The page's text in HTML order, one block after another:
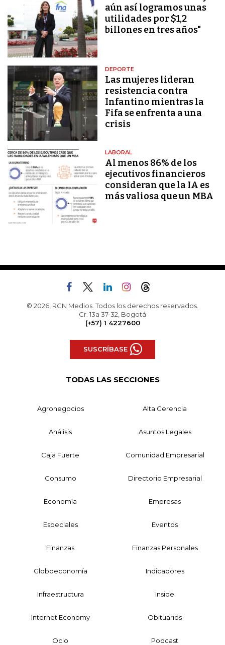
aún así logramos unas
utilidades por $1,2
billones en tres años"
DEPORTE
Las mujeres lideran
resistencia contra
Infantino mientras la
Fifa se enfrenta a una
crisis
LABORAL
Al menos 86% de los
ejecutivos financieros
consideran que la IA es
más valiosa que un MBA
© 2026, RCN Medios. Todos los derechos reservados.
Cr. 13a 37-32, Bogotá
(+57) 1 4227600
SUSCRÍBASE
TODAS LAS SECCIONES
Agronegocios Alta Gerencia
Análisis Asuntos Legales
Caja Fuerte Comunidad Empresarial
Consumo Directorio Empresarial
Economía Empresas
Especiales Eventos
Finanzas Finanzas Personales
Globoeconomía Indicadores
Infraestructura Inside
Internet Economy Obituarios
Ocio Podcast